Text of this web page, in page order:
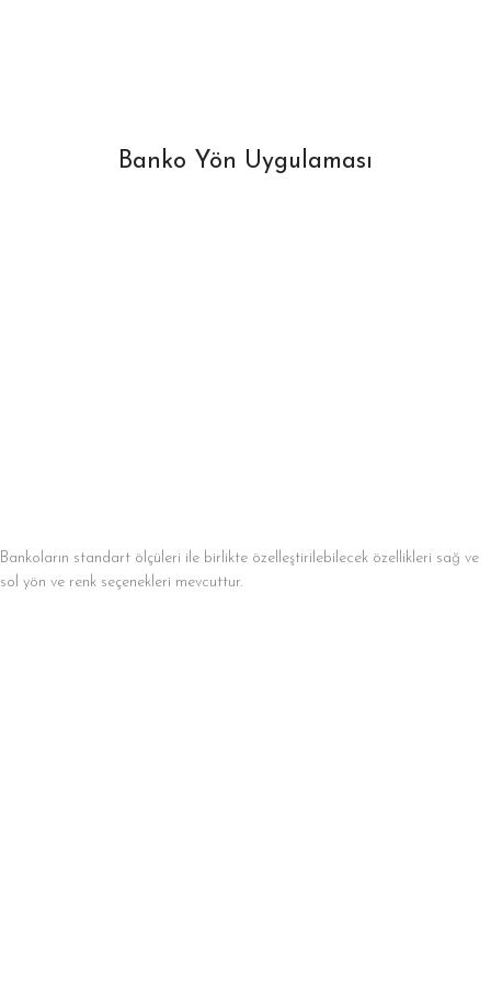
Banko Yön Uygulaması
Bankoların standart ölçüleri ile birlikte özelleştirilebilecek özellikleri sağ ve
sol yön ve renk seçenekleri mevcuttur.